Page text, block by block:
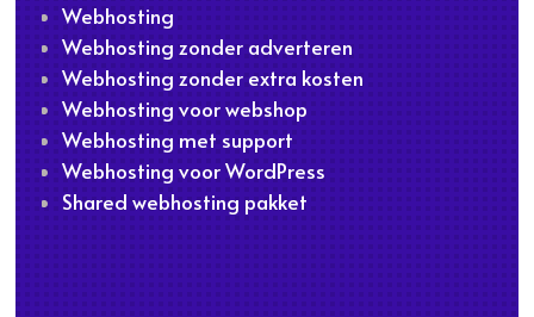
Webhosting
Webhosting zonder adverteren
Webhosting zonder extra kosten
Webhosting voor webshop
Webhosting met support
Webhosting voor WordPress
Shared webhosting pakket